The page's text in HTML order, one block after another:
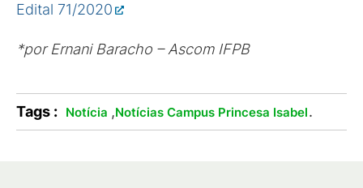
Edital 71/2020
*por Ernani Baracho – Ascom IFPB
Tags : Notícia ,Notícias Campus Princesa Isabel.